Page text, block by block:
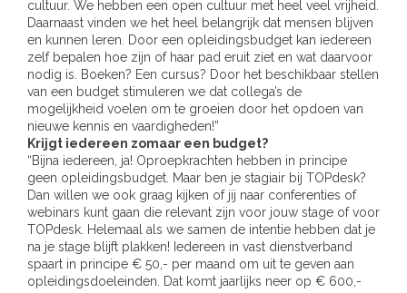
cultuur. We hebben een open cultuur met heel veel vrijheid.
Daarnaast vinden we het heel belangrijk dat mensen blijven
en kunnen leren. Door een opleidingsbudget kan iedereen
zelf bepalen hoe zijn of haar pad eruit ziet en wat daarvoor
nodig is. Boeken? Een cursus? Door het beschikbaar stellen
van een budget stimuleren we dat collega’s de
mogelijkheid voelen om te groeien door het opdoen van
nieuwe kennis en vaardigheden!”
Krijgt iedereen zomaar een budget?
“Bijna iedereen, ja! Oproepkrachten hebben in principe
geen opleidingsbudget. Maar ben je stagiair bij TOPdesk?
Dan willen we ook graag kijken of jij naar conferenties of
webinars kunt gaan die relevant zijn voor jouw stage of voor
TOPdesk. Helemaal als we samen de intentie hebben dat je
na je stage blijft plakken! Iedereen in vast dienstverband
spaart in principe € 50,- per maand om uit te geven aan
opleidingsdoeleinden. Dat komt jaarlijks neer op € 600,-